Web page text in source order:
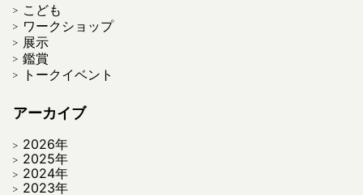
こども
ワークショップ
展示
鑑賞
トークイベント
アーカイブ
2026年
2025年
2024年
2023年